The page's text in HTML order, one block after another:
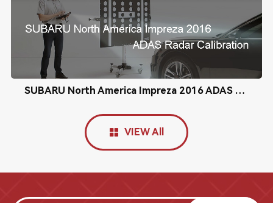
SUBARU North America Impreza 2016 ADAS Radar Calibration
VIEW All